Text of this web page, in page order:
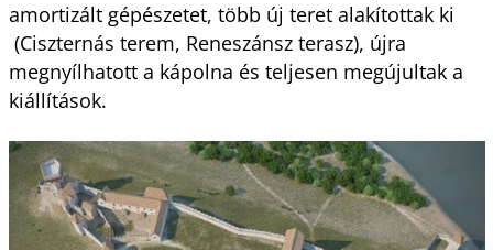
amortizált gépészetet, több új teret alakítottak ki
(Ciszternás terem, Reneszánsz terasz), újra
megnyílhatott a kápolna és teljesen megújultak a
kiállítások.